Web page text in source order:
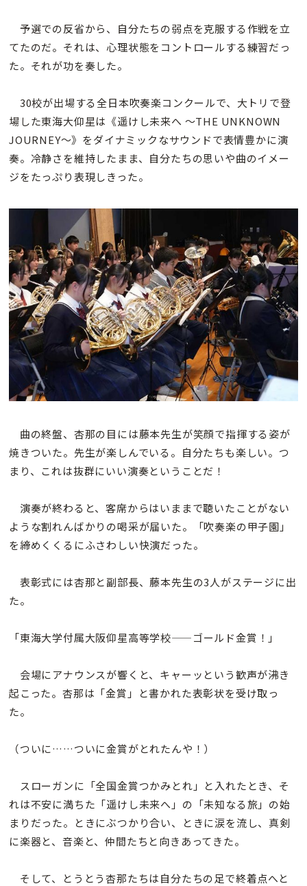
予選での反省から、自分たちの弱点を克服する作戦を立
てたのだ。それは、心理状態をコントロールする練習だっ
た。それが功を奏した。
30校が出場する全日本吹奏楽コンクールで、大トリで登
場した東海大仰星は《遥けし未来へ 〜THE UNKNOWN
JOURNEY〜》をダイナミックなサウンドで表情豊かに演
奏。冷静さを維持したまま、自分たちの思いや曲のイメー
ジをたっぷり表現しきった。
曲の終盤、杏那の目には藤本先生が笑顔で指揮する姿が
焼きついた。先生が楽しんでいる。自分たちも楽しい。つ
まり、これは抜群にいい演奏ということだ！
演奏が終わると、客席からはいままで聴いたことがない
ような割れんばかりの喝采が届いた。「吹奏楽の甲子園」
を締めくくるにふさわしい快演だった。
表彰式には杏那と副部長、藤本先生の3人がステージに出
た。
「東海大学付属大阪仰星高等学校——ゴールド金賞！」
会場にアナウンスが響くと、キャーッという歓声が沸き
起こった。杏那は「金賞」と書かれた表彰状を受け取っ
た。
（ついに……ついに金賞がとれたんや！）
スローガンに「全国金賞つかみとれ」と入れたとき、そ
れは不安に満ちた「遥けし未来へ」の「未知なる旅」の始
まりだった。ときにぶつかり合い、ときに涙を流し、真剣
に楽器と、音楽と、仲間たちと向きあってきた。
そして、とうとう杏那たちは自分たちの足で終着点へと